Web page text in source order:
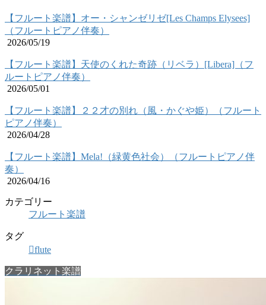
【フルート楽譜】オー・シャンゼリゼ[Les Champs Elysees]
（フルートピアノ伴奏）
2026/05/19
【フルート楽譜】天使のくれた奇跡（リベラ）[Libera]（フ
ルートピアノ伴奏）
2026/05/01
【フルート楽譜】２２才の別れ（風・かぐや姫）（フルート
ピアノ伴奏）
2026/04/28
【フルート楽譜】Mela!（緑黄色社会）（フルートピアノ伴
奏）
2026/04/16
カテゴリー
フルート楽譜
タグ
flute
クラリネット楽譜